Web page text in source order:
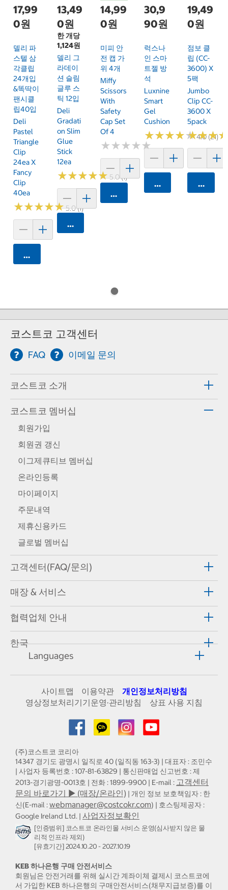
17,99
0원
델리 파
스텔 삼
각클립
24개입
&똑딱이
팬시클
립40입
Deli
Pastel
Triangle
Clip
24ea X
Fancy
Clip
40ea
★★★★★
★★★★★5.0 (1)
카트에 담기
13,49
0원
한 개당
1,124원
델리 그
라데이
션 슬림
글루 스
틱 12입
Deli
Gradati
On Slim
Glue
Stick
12ea
★★★★★
★★★★★5.0 (1)
카트에 담기
14,99
0원
미피 안
전 캡 가
위 4개
Miffy
Scissors
With
Safety
Cap Set
Of 4
★★★★★
★★★★★
카트에 담기
30,9
90원
럭스나
인 스마
트젤 방
석
Luxnine
Smart
Gel
Cushion
★★★★★
★★★★★4.0 (21)
카트에 담기
19,49
0원
점보 클
립 (CC-
3600) X
5팩
Jumbo
Clip CC-
3600 X
5pack
★★★
★★★
카트에
코스트코 고객센터
FAQ 이메일 문의
코스트코 소개
코스트코 멤버십
회원가입
회원권 갱신
이그제큐티브 멤버십
온라인등록
마이페이지
주문내역
제휴신용카드
글로벌 멤버십
고객센터(FAQ/문의)
매장 & 서비스
협력업체 안내
한국
Languages
사이트맵 이용약관
개인정보처리방침
영상정보처리기기운영·관리방침
상표 사용 지침
(주)코스트코 코리아
14347 경기도 광명시 일직로 40 (일직동 163-3) | 대표자 : 조민수
| 사업자 등록번호 : 107-81-63829 | 통신판매업 신고번호 : 제
2013-경기광명-0013호 | 전화 : 1899-9900 | E-mail : 고객센터
문의 바로가기 ▶ (매장/온라인) | 개인 정보 보호책임자 : 한
신(E-mail :webmanager@costcokr.com) | 호스팅제공자 :
Google Ireland Ltd. | 사업자정보확인
[인증범위] 코스트코 온라인몰 서비스 운영(심사받지 않은 물
리적 인프라 제외)
[유효기간] 2024.10.20 - 2027.10.19
KEB 하나은행 구매 안전서비스
회원님은 안전거래를 위해 실시간 계좌이체 결제시 코스트코에
서 가입한 KEB 하나은행의 구매안전서비스(채무지급보증)를 이